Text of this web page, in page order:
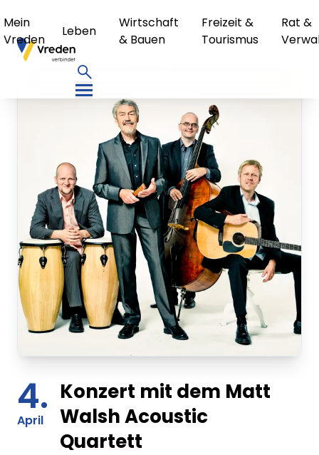
Mein
Vreden
Leben
Wirtschaft
& Bauen
Freizeit &
Tourismus
Rat &
4.
April
Konzert mit dem Matt
Walsh Acoustic
Quartett